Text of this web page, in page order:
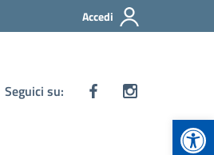
Accedi
Seguici su: